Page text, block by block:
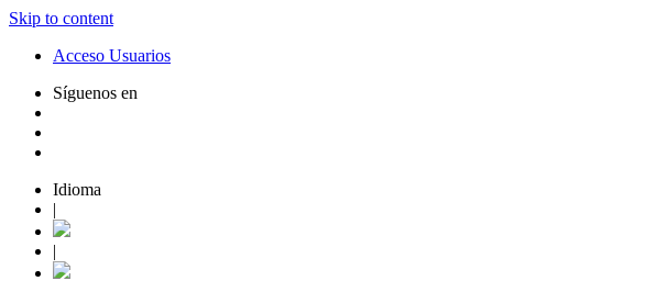
Skip to content
Acceso Usuarios
Síguenos en
Idioma
|
|